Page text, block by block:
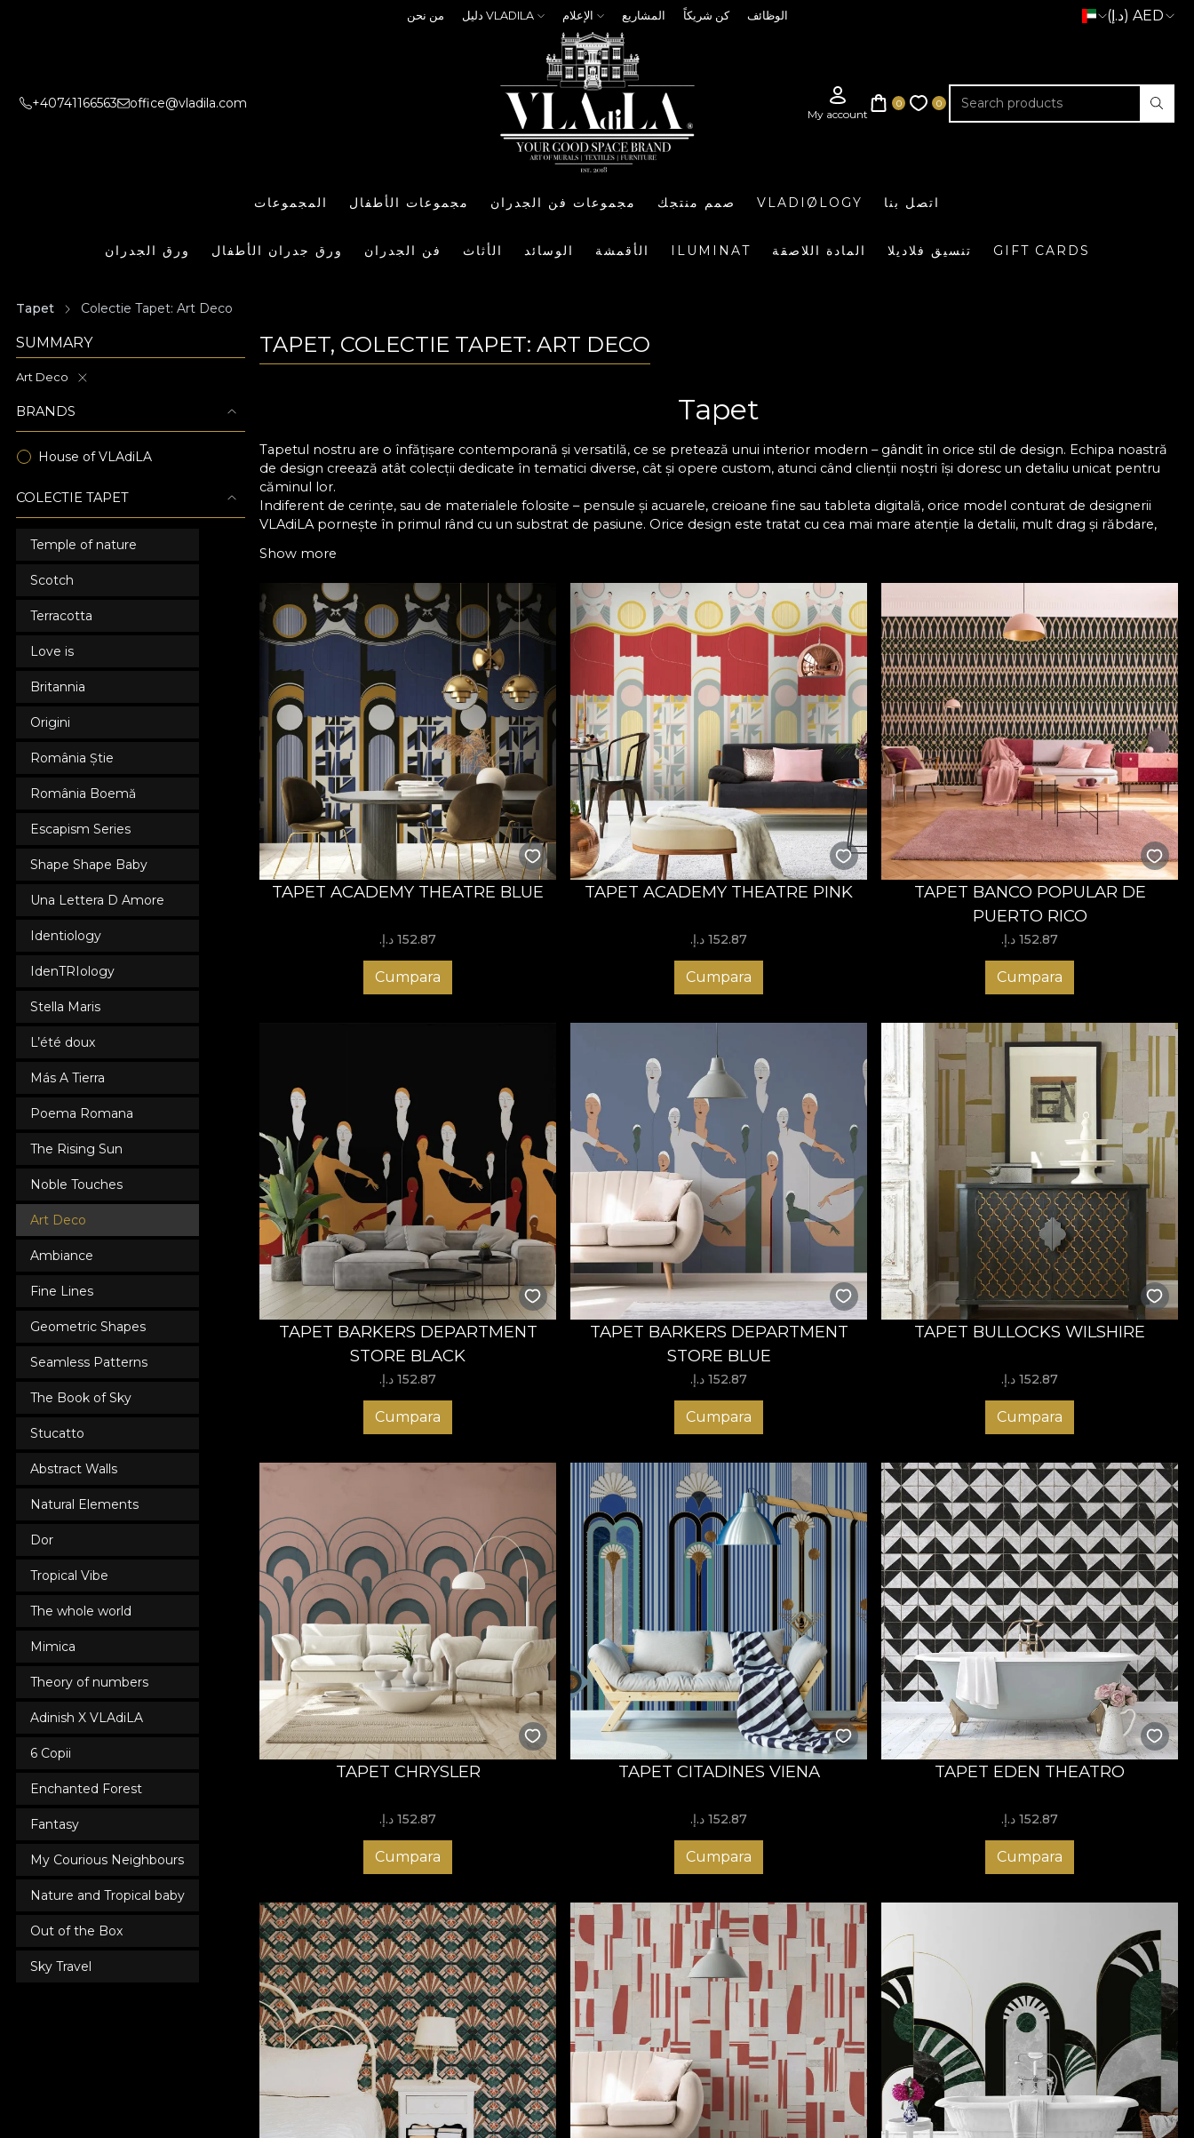
من نحن دليل VLADILA الإعلام المشاريع كن شريكاً الوظائف (د.إ) AED
+40741166563 office@vladila.com
المجموعات مجموعات الأطفال مجموعات فن الجدران صمم منتجك VLADIØLOGY اتصل بنا
ورق الجدران ورق جدران الأطفال فن الجدران الأثاث الوسائد الأقمشة ILUMINAT المادة اللاصقة تنسيق فلاديلا GIFT CARDS
Tapet Colectie Tapet: Art Deco
SUMMARY
Art Deco
BRANDS
House of VLAdiLA
COLECTIE TAPET
Temple of nature
Scotch
Terracotta
Love is
Britannia
Origini
România Știe
România Boemă
Escapism Series
Shape Shape Baby
Una Lettera D Amore
Identiology
IdenTRIology
Stella Maris
L’été doux
Más A Tierra
Poema Romana
The Rising Sun
Noble Touches
Art Deco
Ambiance
Fine Lines
Geometric Shapes
Seamless Patterns
The Book of Sky
Stucatto
Abstract Walls
Natural Elements
Dor
Tropical Vibe
The whole world
Mimica
Theory of numbers
Adinish X VLAdiLA
6 Copii
Enchanted Forest
Fantasy
My Courious Neighbours
Nature and Tropical baby
Out of the Box
Sky Travel
TAPET, COLECTIE TAPET: ART DECO
Tapet
Tapetul nostru are o înfățișare contemporană și versatilă, ce se pretează unui interior modern – gândit în orice stil de design. Echipa noastră
de design creează atât colecții dedicate în tematici diverse, cât și opere custom, atunci când clienții noștri își doresc un detaliu unicat pentru
căminul lor.
Indiferent de cerințe, sau de materialele folosite – pensule și acuarele, creioane fine sau tableta digitală, orice model conturat de designerii
VLAdiLA pornește în primul rând cu un substrat de pasiune. Orice design este tratat cu cea mai mare atenție la detalii, mult drag și răbdare,
Show more
TAPET ACADEMY THEATRE BLUE
152.87 د.إ.‏
Cumpara
TAPET ACADEMY THEATRE PINK
152.87 د.إ.‏
Cumpara
TAPET BANCO POPULAR DE
PUERTO RICO
152.87 د.إ.‏
Cumpara
TAPET BARKERS DEPARTMENT
STORE BLACK
152.87 د.إ.‏
Cumpara
TAPET BARKERS DEPARTMENT
STORE BLUE
152.87 د.إ.‏
Cumpara
TAPET BULLOCKS WILSHIRE
152.87 د.إ.‏
Cumpara
TAPET CHRYSLER
152.87 د.إ.‏
Cumpara
TAPET CITADINES VIENA
152.87 د.إ.‏
Cumpara
TAPET EDEN THEATRO
152.87 د.إ.‏
Cumpara